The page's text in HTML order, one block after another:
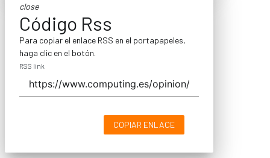
close
Código Rss
Para copiar el enlace RSS en el portapapeles,
haga clic en el botón.
RSS link
COPIAR ENLACE